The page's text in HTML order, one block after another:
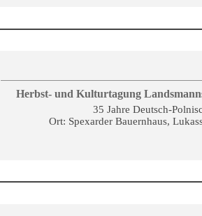
Herbst- und Kulturtagung
35 Jahre Deutsch-
Ort: Spexarder Bauernhaus,